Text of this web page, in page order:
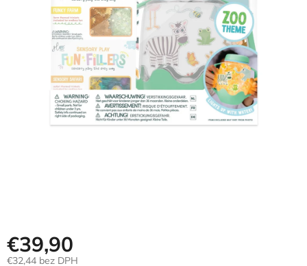
€39,90
€32,44 bez DPH